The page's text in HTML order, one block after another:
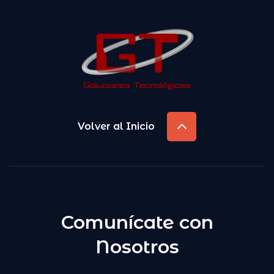
Volver al Inicio
Comunícate con
Nosotros